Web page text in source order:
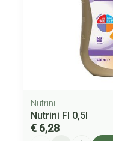
Nutrini
Nutrini Fl 0,5l
€ 6,28